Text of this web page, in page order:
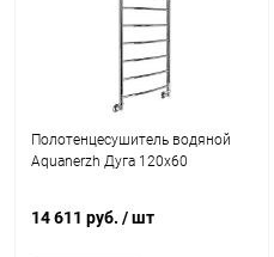
Полотенцесушитель водяной
Aquanerzh Дуга 120х60
14 611 руб. / шт